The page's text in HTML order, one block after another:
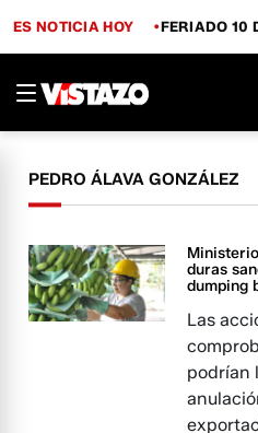
ES NOTICIA HOY FERIADO 10
PEDRO ÁLAVA GONZÁLEZ
duras
dumping
Las
podrían